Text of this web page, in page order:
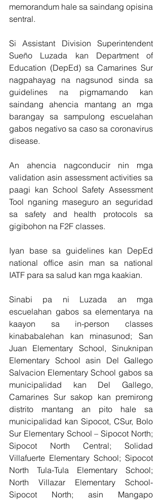
memorandum hale sa saindang opisina
sentral.
Si Assistant Division Superintendent
Sueño Luzada kan Department of
Education (DepEd) sa Camarines Sur
nagpahayag na nagsunod sinda sa
guidelines na pigmamando kan
saindang ahencia mantang an mga
barangay sa sampulong escuelahan
gabos negativo sa caso sa coronavirus
disease.
An ahencia nagconducir nin mga
validation asin assessment activities sa
paagi kan School Safety Assessment
Tool nganing maseguro an seguridad
sa safety and health protocols sa
gigibohon na F2F classes.
Iyan base sa guidelines kan DepEd
national office asin man sa national
IATF para sa salud kan mga kaakian.
Sinabi pa ni Luzada an mga
escuelahan gabos sa elementarya na
kaayon sa in-person classes
kinababalehan kan minasunod; San
Juan Elementary School, Sinuknipan
Elementary School asin Del Gallego
Salvacion Elementary School gabos sa
municipalidad kan Del Gallego,
Camarines Sur sakop kan premirong
distrito mantang an pito hale sa
municipalidad kan Sipocot, CSur, Bolo
Sur Elementary School – Sipocot North;
Sipocot North Central; Solidad
Villafuerte Elementary School; Sipocot
North Tula-Tula Elementary School;
North Villazar Elementary School-
Sipocot North; asin Mangapo